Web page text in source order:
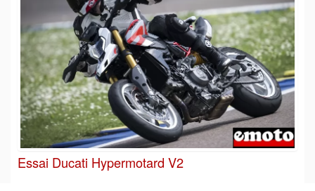
Essai Ducati Hypermotard V2